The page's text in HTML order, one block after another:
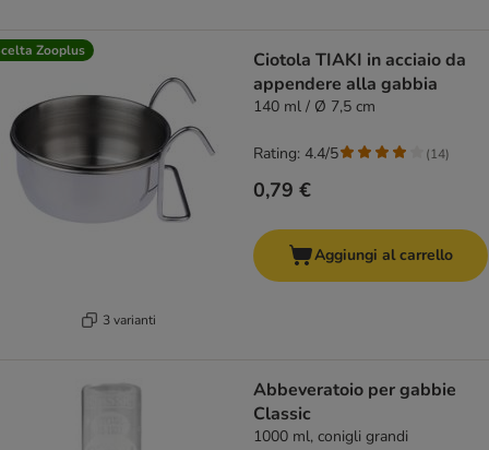
Zooplus
3 varianti
Ciotola TIAKI in acciaio da
appendere alla gabbia
140 ml / Ø 7,5 cm
0,79 €
Rating: 4.4/5 (14)
Aggiungi al carrello
Abbeveratoio per gabbie
Classic
1000 ml, conigli grandi